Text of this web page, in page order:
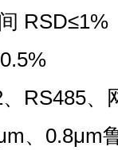
RSD≤1%
0.5%
RS485、
、0.8μm